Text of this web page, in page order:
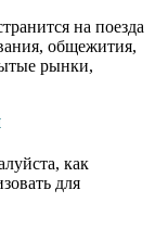
на поезда
общежития,
рынки,
как
для